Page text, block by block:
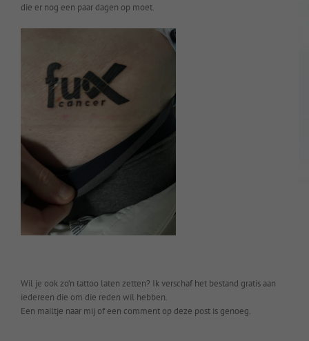
die er nog een paar dagen op moet.
Wil je ook zo’n tattoo laten zetten? Ik verschaf het bestand gratis aan
iedereen die om die reden wil hebben.
Een mailtje naar mij of een comment op deze post is genoeg.